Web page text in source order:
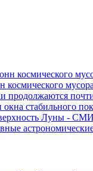
космического
продолжаются
окна стабильного
Луны - СМИ